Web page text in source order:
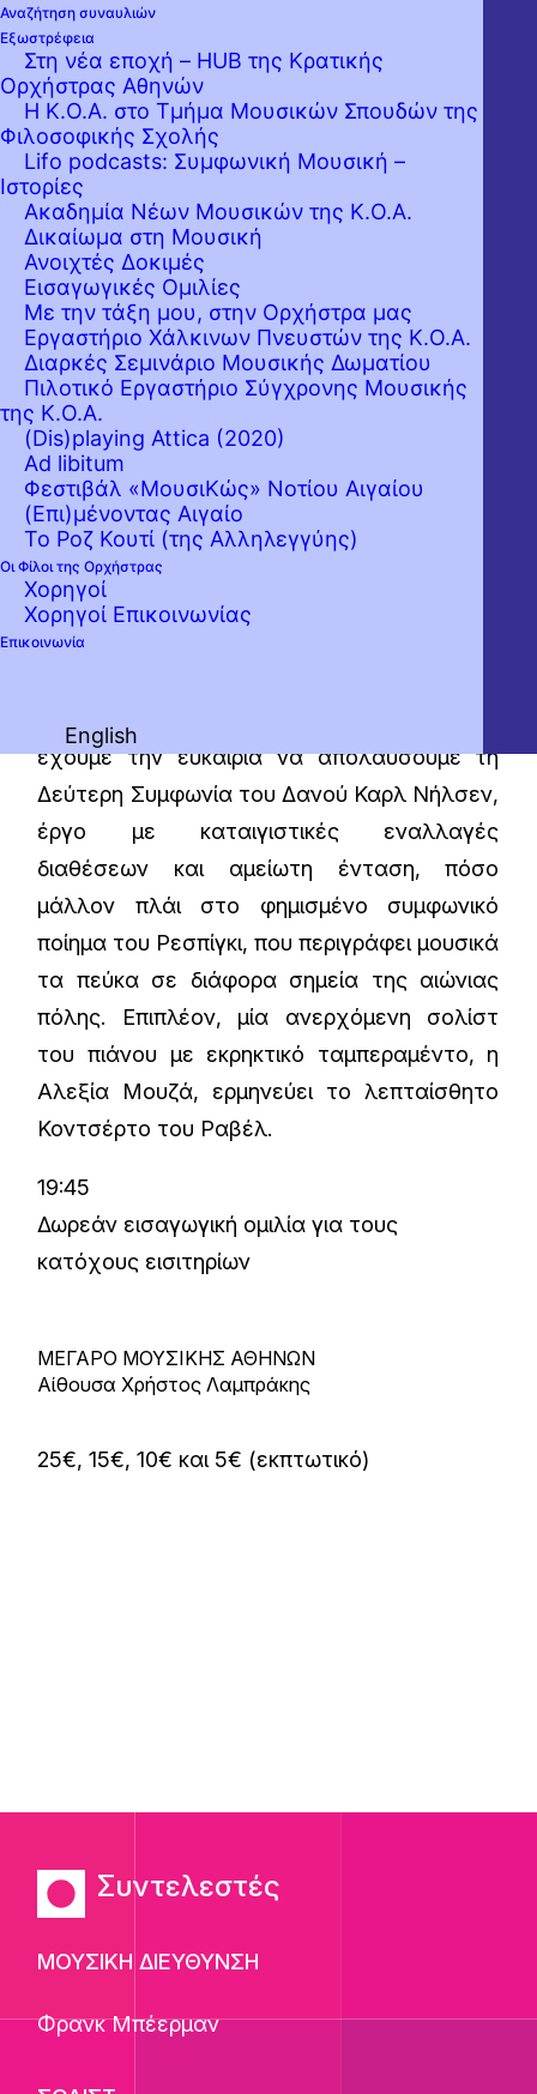
Αναζήτηση συναυλιών
Εξωστρέφεια
Στη νέα εποχή – HUB της Κρατικής
Ορχήστρας Αθηνών
Η Κ.Ο.Α. στο Τμήμα Μουσικών Σπουδών της
Φιλοσοφικής Σχολής
Lifo podcasts: Συμφωνική Μουσική –
Ιστορίες
Ακαδημία Νέων Μουσικών της Κ.Ο.Α.
Δικαίωμα στη Μουσική
Ανοιχτές Δοκιμές
Εισαγωγικές Ομιλίες
Με την τάξη μου, στην Ορχήστρα μας
Εργαστήριo Χάλκινων Πνευστών της Κ.Ο.Α.
Διαρκές Σεμινάριο Μουσικής Δωματίου
Πιλοτικό Εργαστήριο Σύγχρονης Μουσικής
της Κ.Ο.Α.
(Dis)playing Attica (2020)
Ad libitum
Φεστιβάλ «ΜουσιΚώς» Νοτίου Αιγαίου
(Επι)μένοντας Αιγαίο
Το Ροζ Κουτί (της Αλληλεγγύης)
Οι Φίλοι της Ορχήστρας
Χορηγοί
Χορηγοί Επικοινωνίας
Επικοινωνία
English
ΜΕΓΑΡΟ ΜΟΥΣΙΚΗΣ ΑΘΗΝΩΝ
Αίθουσα Χρήστος Λαμπράκης
Ο διεθνώς αναγνωρισμένος μαέστρος
Φρανκ Μπέερμαν προτείνει ένα
έχουμε την ευκαιρία να απολαύσουμε τη
Δεύτερη Συμφωνία του Δανού Καρλ Νήλσεν,
έργο με καταιγιστικές εναλλαγές
διαθέσεων και αμείωτη ένταση, πόσο
μάλλον πλάι στο φημισμένο συμφωνικό
ποίημα του Ρεσπίγκι, που περιγράφει μουσικά
τα πεύκα σε διάφορα σημεία της αιώνιας
πόλης. Επιπλέον, μία ανερχόμενη σολίστ
του πιάνου με εκρηκτικό ταμπεραμέντο, η
Αλεξία Μουζά, ερμηνεύει το λεπταίσθητο
Κοντσέρτο του Ραβέλ.
19:45
Δωρεάν εισαγωγική ομιλία για τους
κατόχους εισιτηρίων
ΜΕΓΑΡΟ ΜΟΥΣΙΚΗΣ ΑΘΗΝΩΝ
Αίθουσα Χρήστος Λαμπράκης
25€, 15€, 10€ και 5€ (εκπτωτικό)
Συντελεστές
ΜΟΥΣΙΚΗ ΔΙΕΥΘΥΝΣΗ
Φρανκ Μπέερμαν